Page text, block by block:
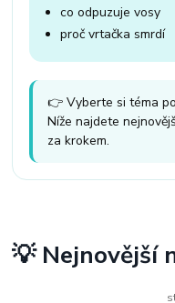
co odpuzuje vosy
proč vrtačka smrdí
👉 Vyberte si téma
Níže najdete
za krokem.
💡 Nejnovější